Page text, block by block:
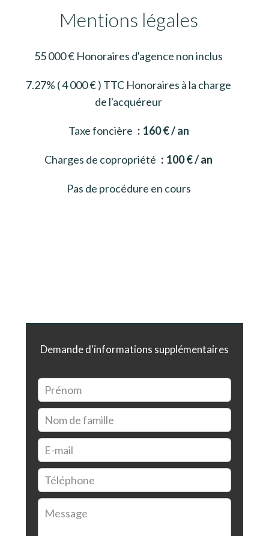
Mentions légales
55 000 € Honoraires d'agence non inclus
7.27% ( 4 000 € ) TTC Honoraires à la charge
de l'acquéreur
Taxe foncière 160 € / an
Charges de copropriété 100 € / an
Pas de procédure en cours
Demande d'informations supplémentaires